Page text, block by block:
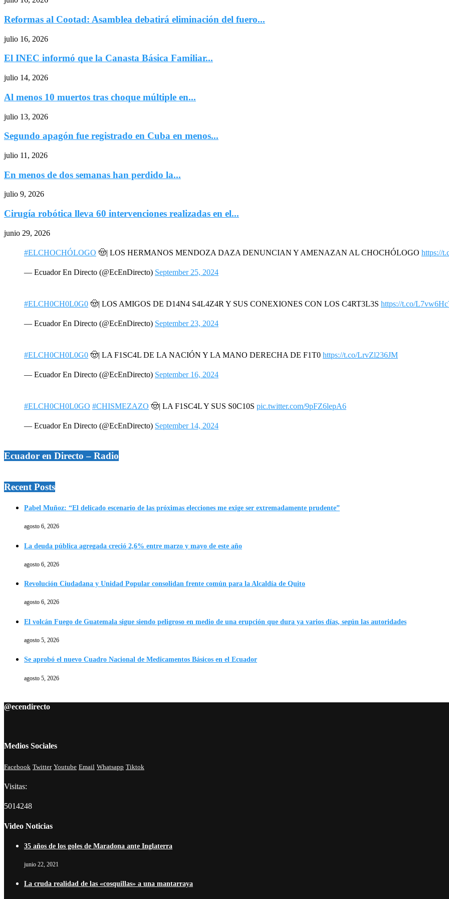
Reformas al Cootad: Asamblea debatirá eliminación del fuero...
julio 16, 2026
El INEC informó que la Canasta Básica Familiar...
julio 14, 2026
Al menos 10 muertos tras choque múltiple en...
julio 13, 2026
Segundo apagón fue registrado en Cuba en menos...
julio 11, 2026
En menos de dos semanas han perdido la...
julio 9, 2026
Cirugía robótica lleva 60 intervenciones realizadas en el...
junio 29, 2026
#ELCHOCHÓLOGO 🤠| LOS HERMANOS MENDOZA DAZA DENUNCIAN Y AMENAZAN AL CHOCHÓLOGO https://
— Ecuador En Directo (@EcEnDirecto) September 25, 2024
#ELCH0CH0L0G0 🤠| LOS AMIGOS DE D14N4 S4L4Z4R Y SUS CONEXIONES CON LOS C4RT3L3S https://t.co/
— Ecuador En Directo (@EcEnDirecto) September 23, 2024
#ELCH0CH0L0G0 🤠| LA F1SC4L DE LA NACIÓN Y LA MANO DERECHA DE F1T0 https://t.co/LrvZl236JM
— Ecuador En Directo (@EcEnDirecto) September 16, 2024
#ELCH0CH0L0GO #CHISMEZAZO 🤠| LA F1SC4L Y SUS S0C10S pic.twitter.com/9pFZ6lepA6
— Ecuador En Directo (@EcEnDirecto) September 14, 2024
Ecuador en Directo – Radio
Recent Posts
Pabel Muñoz: “El delicado escenario de las próximas elecciones me exige ser extremadamente prudente”
agosto 6, 2026
La deuda pública agregada creció 2,6% entre marzo y mayo de este año
agosto 6, 2026
Revolución Ciudadana y Unidad Popular consolidan frente común para la Alcaldía de Quito
agosto 6, 2026
El volcán Fuego de Guatemala sigue siendo peligroso en medio de una erupción que dura ya varios días, según las autoridades
agosto 5, 2026
Se aprobó el nuevo Cuadro Nacional de Medicamentos Básicos en el Ecuador
agosto 5, 2026
@ecendirecto
Medios Sociales
Facebook Twitter Youtube Email Whatsapp Tiktok
Visitas:
5014248
Video Noticias
35 años de los goles de Maradona ante Inglaterra
junio 22, 2021
La cruda realidad de las «cosquillas» a una mantarraya